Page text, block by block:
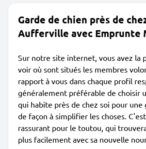
Garde de chien près de
Aufferville avec Emprunte
Sur notre site internet, vous avez la
voir où sont situés les membres
rapport à vous dans chaque profil
généralement préférable de choisir
qui habite près de chez soi pour une
de façon à simplifier les choses.
rassurant pour le toutou, qui
plus facilement avec sa nouvelle